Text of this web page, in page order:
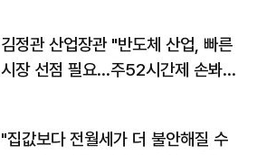
김정관 산업장관 "반도체 산업, 빠른
시장 선점 필요…주52시간제 손봐
"집값보다 전월세가 더 불안해질 수